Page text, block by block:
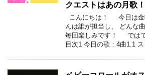
クエストはあの月歌！
こんにちは！ 今日は金
んは誰が担当し、 どんな
毎回楽しみです！ では
目次1 今日の歌：4曲1.1